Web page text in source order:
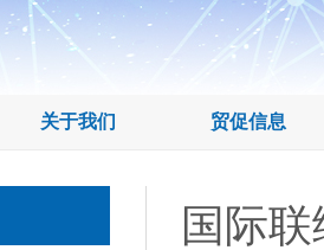
关于我们 贸促信息
国际联